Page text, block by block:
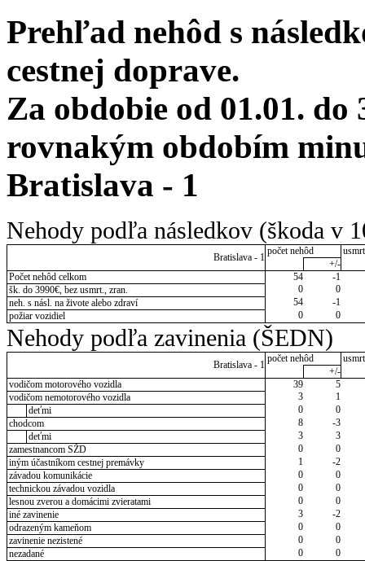
Prehľad nehôd s
cestnej doprave.
Za obdobie od 01.01. do
rovnakým obdobím
Bratislava - 1
Nehody podľa následkov (škoda v
Bratislava - 1
počet nehôd
+/-
Počet nehôd celkom
54
-1
šk. do 3990€, bez usmrt., zran.
0
0
neh. s násl. na živote alebo zdraví
54
-1
požiar vozidiel
0 0
Nehody podľa zavinenia (ŠEDN)
Bratislava - 1
počet nehôd
+/-
vodičom motorového vozidla
39
5
vodičom nemotorového vozidla
3
1
deťmi
0
0
chodcom
8
-3
deťmi
3
3
zamestnancom SŽD
0
0
iným účastníkom cestnej premávky
1
-2
závadou komunikácie
0
0
technickou závadou vozidla
0
0
lesnou zverou a domácimi zvieratami
0
0
iné zavinenie
3
-2
odrazeným kameňom
0
0
zavinenie nezistené
0
0
nezadané
0 0